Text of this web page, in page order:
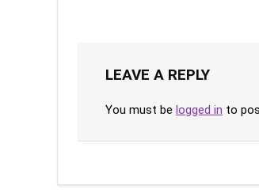
LEAVE A REPLY
You must be logged in to